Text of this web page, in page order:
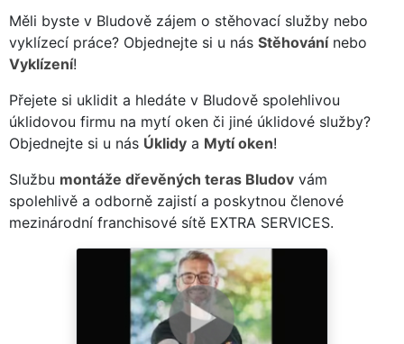
Měli byste v Bludově zájem o stěhovací služby nebo
vyklízecí práce? Objednejte si u nás Stěhovánínebo
Vyklízení!
Přejete si uklidit a hledáte v Bludově spolehlivou
úklidovou firmu na mytí oken či jiné úklidové služby?
Objednejte si u nás Úklidy a Mytí oken!
Službu montáže dřevěných teras Bludov vám
spolehlivě a odborně zajistí a poskytnou členové
mezinárodní franchisové sítě EXTRA SERVICES.